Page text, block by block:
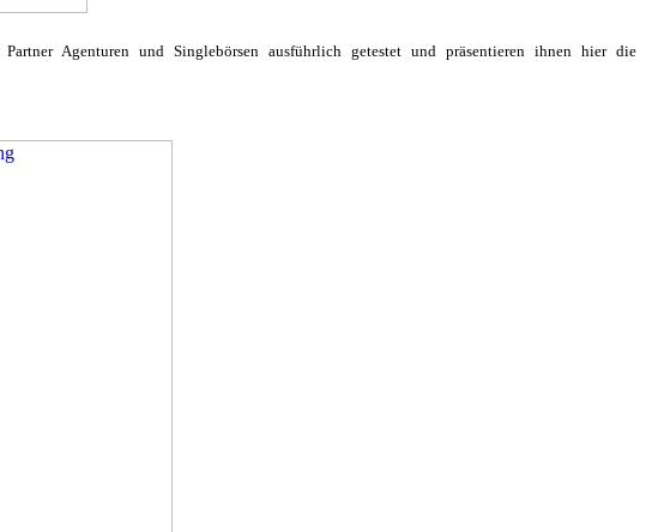
Partner Agenturen und Singlebörsen ausführlich getestet und präsentieren ihnen hier die